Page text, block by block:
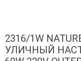
2316/1W
УЛИЧНЫЙ